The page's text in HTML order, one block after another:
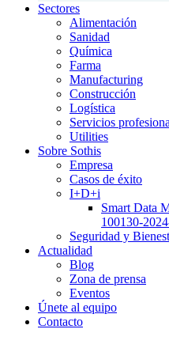
Sectores
Alimentación
Sanidad
Química
Farma
Manufacturing
Construcción
Logística
Servicios
Utilities
Sobre Sothis
Empresa
Casos de éxito
I+D+i
Smart Data
100130-
Seguridad y
Actualidad
Blog
Zona de prensa
Eventos
Únete al equipo
Contacto